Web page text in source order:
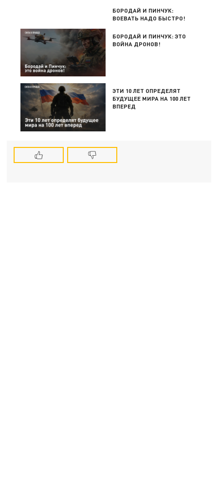
БОРОДАЙ И ПИНЧУК:
ВОЕВАТЬ НАДО БЫСТРО!
БОРОДАЙ И ПИНЧУК: ЭТО
ВОЙНА ДРОНОВ!
ЭТИ 10 ЛЕТ ОПРЕДЕЛЯТ
БУДУЩЕЕ МИРА НА 100 ЛЕТ
ВПЕРЕД